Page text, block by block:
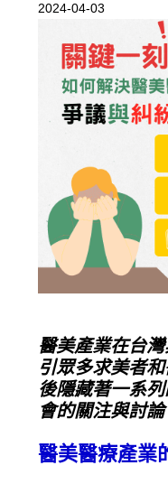
2024-04-03
醫美產業在台
引眾多求美者
後隱藏著一系
會的關注與討論
醫美醫療產業